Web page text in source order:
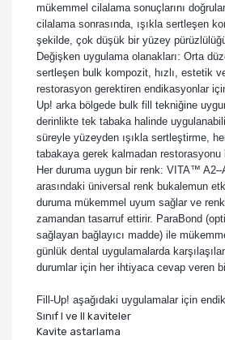
mükemmel cilalama sonuçlarını
cilalama sonrasında, ışıkla sertleşen
şekilde, çok düşük bir yüzey
Değişken uygulama olanakları: Orta
sertleşen bulk kompozit, hızlı, estetik
restorasyon gerektiren endikasyonlar
Up! arka bölgede bulk fill tekniğine
derinlikte tek tabaka halinde
süreyle yüzeyden ışıkla sertleştirme,
tabakaya gerek kalmadan restorasyonu
Her duruma uygun bir renk: VITA™
arasındaki üniversal renk bukalemun
duruma mükemmel uyum sağlar ve
zamandan tasarruf ettirir. ParaBond
sağlayan bağlayıcı madde) ile
günlük dental uygulamalarda
durumlar için her ihtiyaca cevap veren
Fill-Up! aşağıdaki uygulamalar için
Sınıf I ve II kaviteler
Kavite astarlama